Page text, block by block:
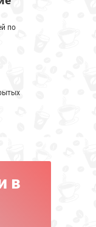
по
в